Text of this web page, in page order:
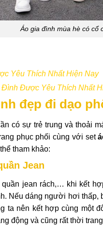
Áo gia đình mùa hè có cổ
Yêu Thích Nhất Hiện Nay
Được Yêu Thích Nhất
đẹp đi dạo
có sự trẻ trung và thoải
phục phối cùng với set
tham khảo:
Jean
jean rách,… khi kết
Nếu dáng người hơi
ta nên kết hợp cùng một
động và cũng rất thời